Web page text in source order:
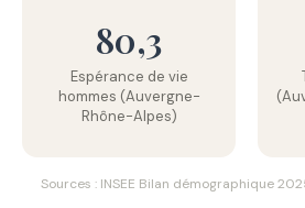
80,3
Espérance de vie
hommes (Auvergne-
Rhône-Alpes)
Sources : INSEE Bilan démographique